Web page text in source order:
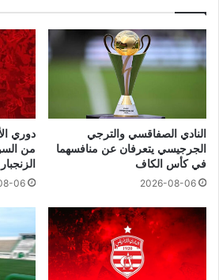
النادي الصفاقسي والترجي
الجرجيسي يتعرفان عن منافسهما
في كأس الكاف
2026-08-06
دوري
من
الزنجبار
06